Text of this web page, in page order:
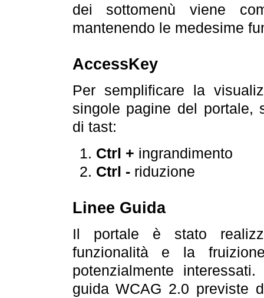
dei sottomenù viene
mantenendo le medesime
AccessKey
Per semplificare la
singole pagine del portale,
di tast:
Ctrl + ingrandimento
Ctrl -riduzione
Linee Guida
Il portale è stato
funzionalità e la
potenzialmente
guida WCAG 2.0 previste